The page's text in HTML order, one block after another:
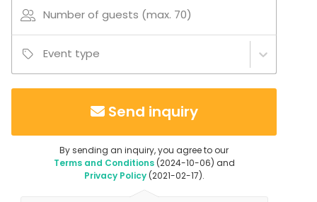
Number of guests (max. 70)
Event type
Send inquiry
By sending an inquiry, you agree to our
Terms and Conditions(2024-10-06) and
Privacy Policy(2021-02-17).